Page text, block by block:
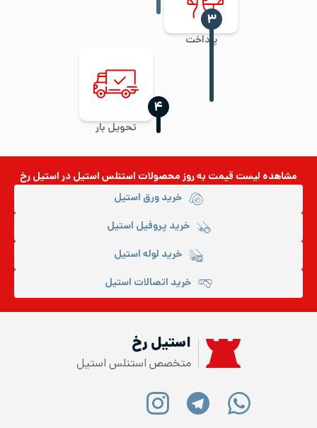
پرداخت
‍۳
تحویل بار
‍۴
مشاهده لیست قیمت به روزمحصولات استنلس استیلدر استیل رخ
خرید ورق استیل
خرید پروفیل استیل
خرید لوله استیل
خرید اتصالات استیل
استیل رخ
متخصص استنلس استیل